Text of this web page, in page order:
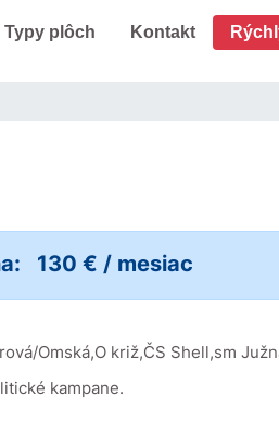
Typy plôch Kontakt
130 € / mesiac
Omská,O križ,ČS Shell,sm
kampane.